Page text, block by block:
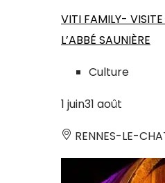
VITI FAMILY-
L’ABBÉ SAUNIÈRE
Culture
1 juin31 août
RENNES-LE-